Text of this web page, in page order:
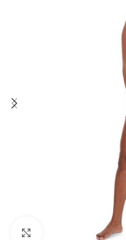
Kliknite za